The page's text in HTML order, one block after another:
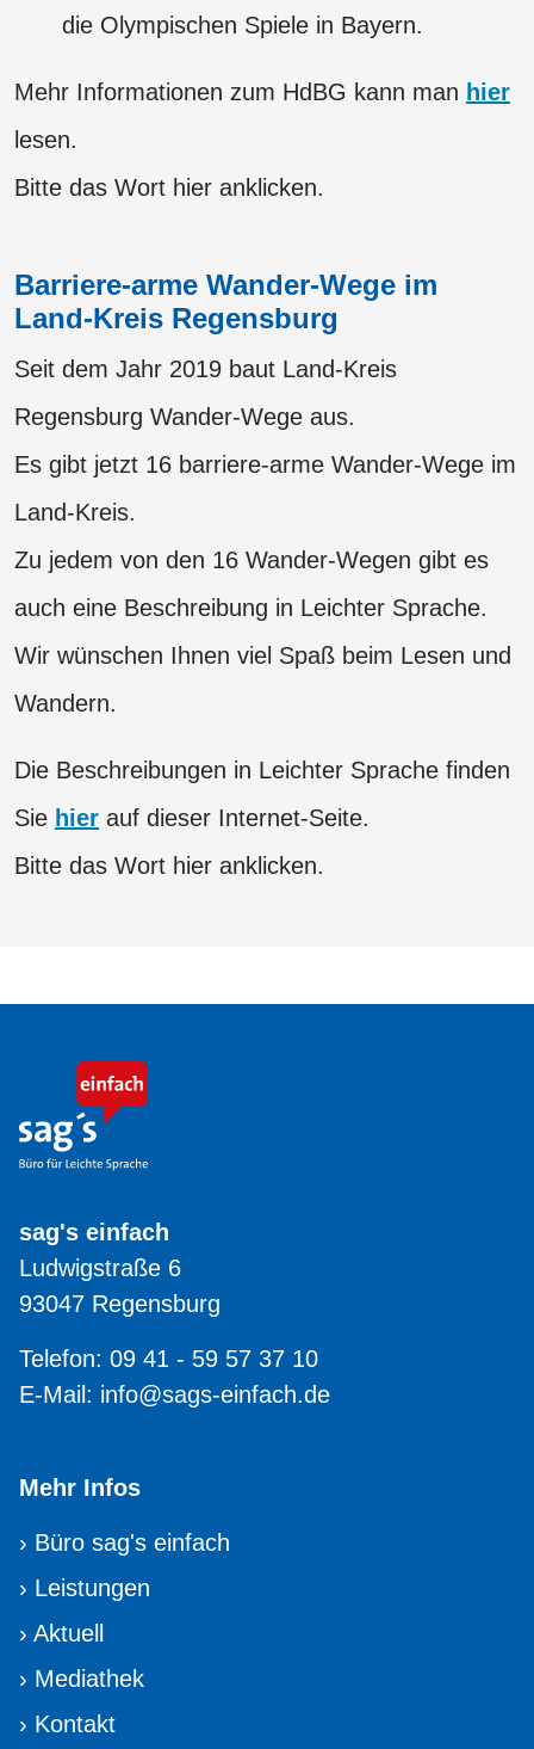
die Olympischen Spiele in Bayern.
Mehr Informationen zum HdBG kann man hier
lesen.
Bitte das Wort hier anklicken.
Barriere-arme Wander-Wege im
Land-Kreis Regensburg
Seit dem Jahr 2019 baut Land-Kreis
Regensburg Wander-Wege aus.
Es gibt jetzt 16 barriere-arme Wander-Wege im
Land-Kreis.
Zu jedem von den 16 Wander-Wegen gibt es
auch eine Beschreibung in Leichter Sprache.
​​​​​​​Wir wünschen Ihnen viel Spaß beim Lesen und
Wandern.
Die Beschreibungen in Leichter Sprache finden
Sie hier auf dieser Internet-Seite​​​​​​​.
Bitte das Wort hier anklicken.
sag's einfach
Ludwigstraße 6
93047 Regensburg
Telefon: 09 41 - 59 57 37 10
E-Mail: info@sags-einfach.de
Mehr Infos
› Büro sag's einfach
› Leistungen
› Aktuell
› Mediathek
› Kontakt